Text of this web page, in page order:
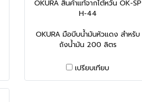
OKURA สินค้าแท้จากไต้หวัน OK-SP
H-44
OKURA มือบีบน้ำมันหัวแดง สำหรับ
ถังน้ำมัน 200 ลิตร
เปรียบเทียบ